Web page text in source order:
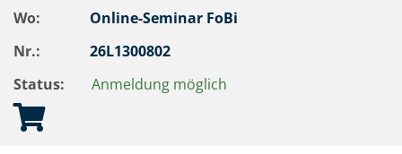
Wo:
Online-Seminar FoBi
Nr.:
26L1300802
Status:
Anmeldung möglich